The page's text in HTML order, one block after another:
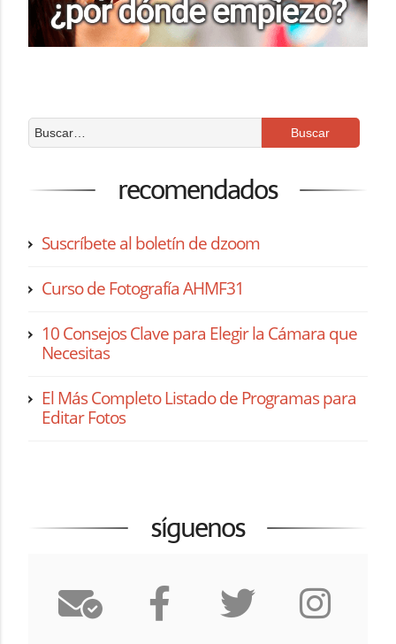
recomendados
Suscríbete al boletín de dzoom
Curso de Fotografía AHMF31
10 Consejos Clave para Elegir la Cámara que
Necesitas
El Más Completo Listado de Programas para
Editar Fotos
síguenos